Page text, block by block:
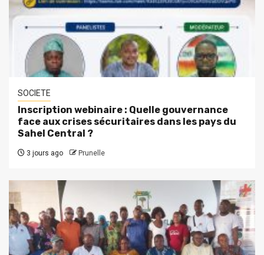
SOCIETE
Inscription webinaire : Quelle gouvernance
face aux crises sécuritaires dans les pays du
Sahel Central ?
3 jours ago Prunelle